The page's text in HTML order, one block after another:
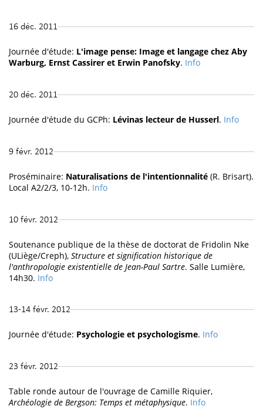
16 déc. 2011
Journée d'étude: L'image pense: Image et langage chez Aby
Warburg, Ernst Cassirer et Erwin Panofsky. Info
20 déc. 2011
Journée d'étude du GCPh: Lévinas lecteur de Husserl. Info
9 févr. 2012
Proséminaire: Naturalisations de l'intentionnalité (R. Brisart).
Local A2/2/3, 10-12h. Info
10 févr. 2012
Soutenance publique de la thèse de doctorat de Fridolin Nke
(ULiège/Creph), Structure et signification historique de
l'anthropologie existentielle de Jean-Paul Sartre. Salle Lumière,
14h30. Info
13-14 févr. 2012
Journée d'étude: Psychologie et psychologisme. Info
23 févr. 2012
Table ronde autour de l'ouvrage de Camille Riquier,
Archéologie de Bergson: Temps et métaphysique. Info